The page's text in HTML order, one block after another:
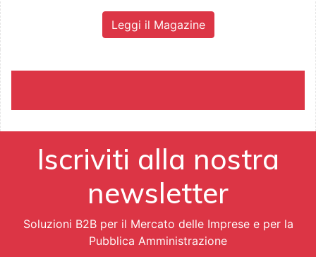
Leggi il Magazine
Iscriviti alla nostra
newsletter
Soluzioni B2B per il Mercato delle Imprese e per la
Pubblica Amministrazione